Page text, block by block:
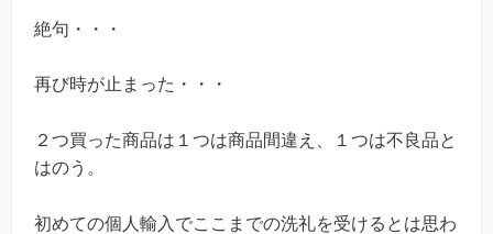
絶句・・・
再び時が止まった・・・
２つ買った商品は１つは商品間違え、１つは不良品と
はのう。
初めての個人輸入でここまでの洗礼を受けるとは思わ